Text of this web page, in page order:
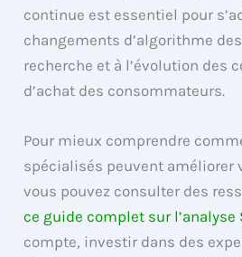
continue est essentiel pour
changements d’algorithme
recherche et à l’évolution des
d’achat des consommateurs.
Pour mieux comprendre
spécialisés peuvent améliorer
vous pouvez consulter des
ce guide complet sur l’analyse
compte, investir dans des